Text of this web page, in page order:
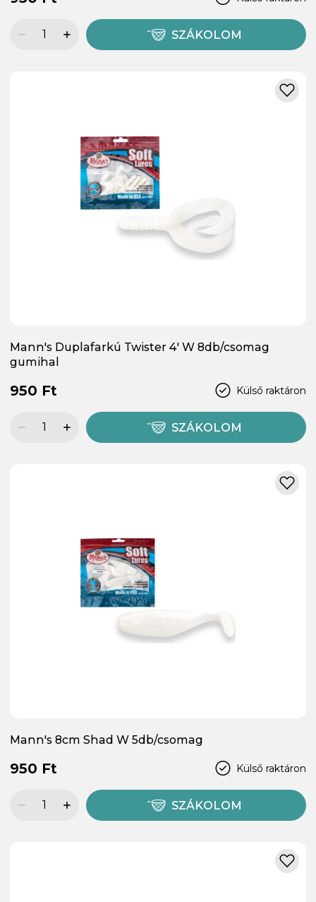
SZÁKOLOM
Mann's Duplafarkú Twister 4' W 8db/csomag
gumihal
Külső raktáron
950 Ft
SZÁKOLOM
Mann's 8cm Shad W 5db/csomag
Külső raktáron
950 Ft
SZÁKOLOM